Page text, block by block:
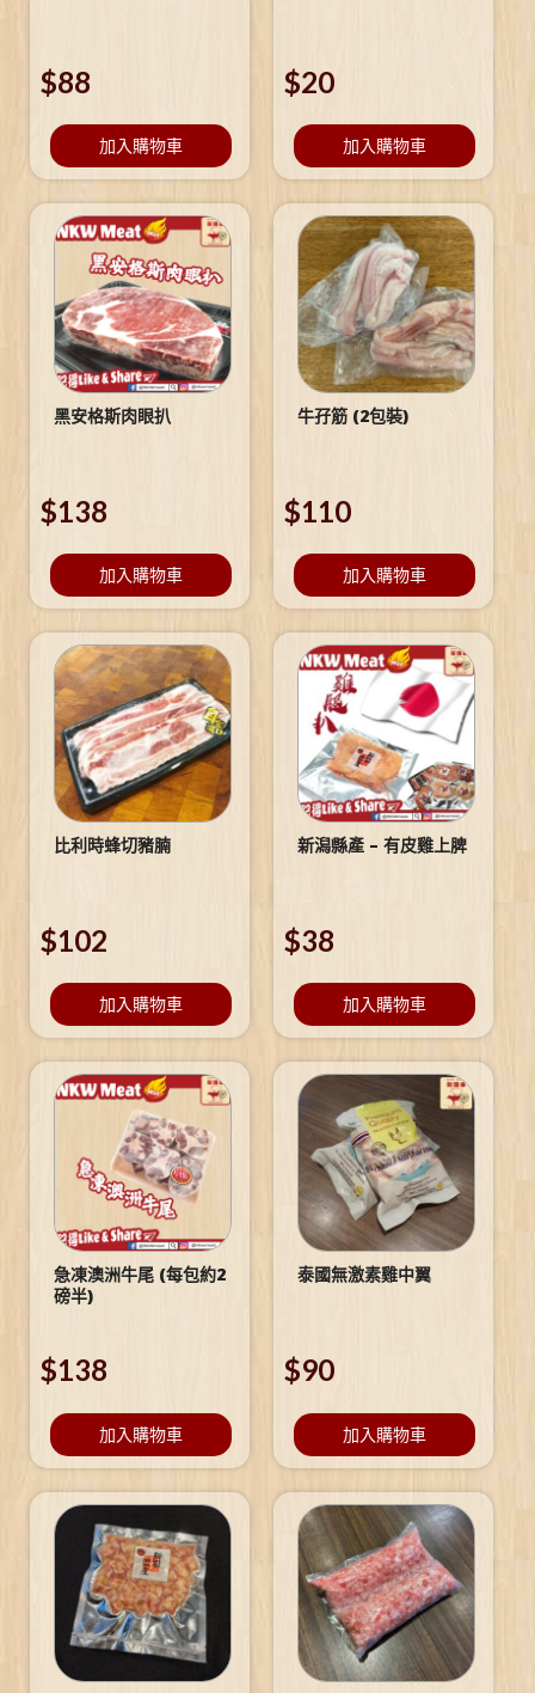
$88
加入購物車
$20
加入購物車
黑安格斯肉眼扒
$138
加入購物車
牛孖筋 (2包裝)
$110
加入購物車
比利時蜂切豬腩
$102
加入購物車
新潟縣產 – 有皮雞上脾
$38
加入購物車
急凍澳洲牛尾 (每包約2
磅半)
$138
加入購物車
泰國無激素雞中翼
$90
加入購物車